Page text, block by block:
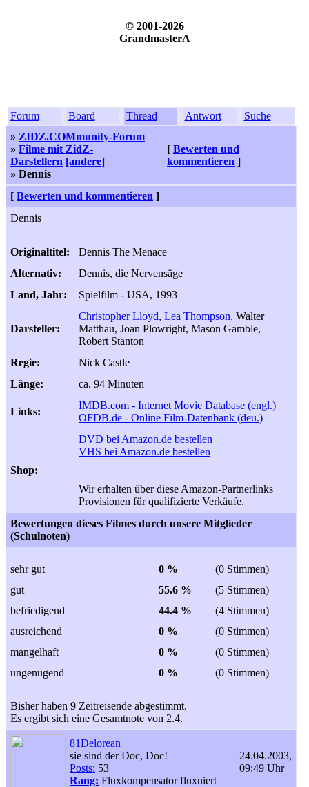
© 2001-2026
GrandmasterA
Forum Board Thread Antwort
Suche
» ZIDZ.COMmunity-Forum
» Filme mit ZidZ-
Darstellern [andere]
» Dennis
[ Bewerten und
kommentieren ]
[ Bewerten und kommentieren ]
Dennis
Originaltitel:
Dennis The Menace
Alternativ:
Dennis, die Nervensäge
Land, Jahr:
Spielfilm - USA, 1993
Darsteller:
Christopher Lloyd, Lea Thompson, Walter
Matthau, Joan Plowright, Mason Gamble,
Robert Stanton
Regie:
Nick Castle
Länge:
ca. 94 Minuten
Links:
IMDB.com - Internet Movie Database (engl.)
OFDB.de - Online Film-Datenbank (deu.)
Shop:
DVD bei Amazon.de bestellen
VHS bei Amazon.de bestellen
Wir erhalten über diese Amazon-Partnerlinks
Provisionen für qualifizierte Verkäufe.
Bewertungen dieses Filmes durch unsere Mitglieder
(Schulnoten)
sehr gut 0 %
(0 Stimmen)
gut
55.6 %
(5 Stimmen)
befriedigend
44.4 %
(4 Stimmen)
ausreichend
0 %
(0 Stimmen)
mangelhaft
0 %
(0 Stimmen)
ungenügend
0 % (0 Stimmen)
Bisher haben 9 Zeitreisende abgestimmt.
Es ergibt sich eine Gesamtnote von 2.4.
81Delorean
sie sind der Doc, Doc!
Posts: 53
Rang: Fluxkompensator fluxuiert
24.04.2003,
09:49 Uhr